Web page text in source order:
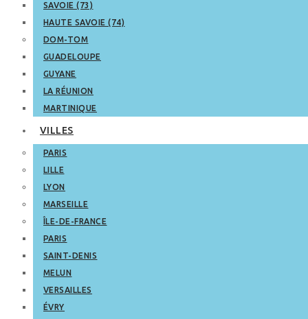
SAVOIE (73)
HAUTE SAVOIE (74)
DOM-TOM
GUADELOUPE
GUYANE
LA RÉUNION
MARTINIQUE
VILLES
PARIS
LILLE
LYON
MARSEILLE
ÎLE-DE-FRANCE
PARIS
SAINT-DENIS
MELUN
VERSAILLES
ÉVRY